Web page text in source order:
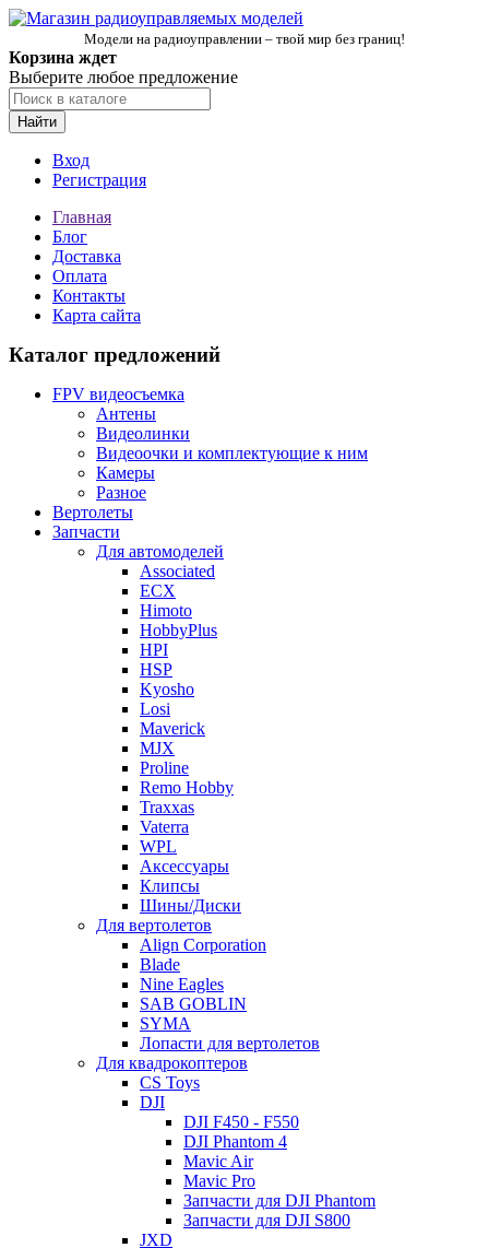
Модели на радиоуправлении – твой мир без границ!
Корзина ждет
Выберите любое предложение
Найти
Вход
Регистрация
Главная
Блог
Доставка
Оплата
Контакты
Карта сайта
Каталог предложений
FPV видеосъемка
Антены
Видеолинки
Видеоочки и комплектующие к ним
Камеры
Разное
Вертолеты
Запчасти
Для автомоделей
Associated
ECX
Himoto
HobbyPlus
HPI
HSP
Kyosho
Losi
Maverick
MJX
Proline
Remo Hobby
Traxxas
Vaterra
WPL
Аксессуары
Клипсы
Шины/Диски
Для вертолетов
Align Corporation
Blade
Nine Eagles
SAB GOBLIN
SYMA
Лопасти для вертолетов
Для квадрокоптеров
CS Toys
DJI
DJI F450 - F550
DJI Phantom 4
Mavic Air
Mavic Pro
Запчасти для DJI Phantom
Запчасти для DJI S800
JXD